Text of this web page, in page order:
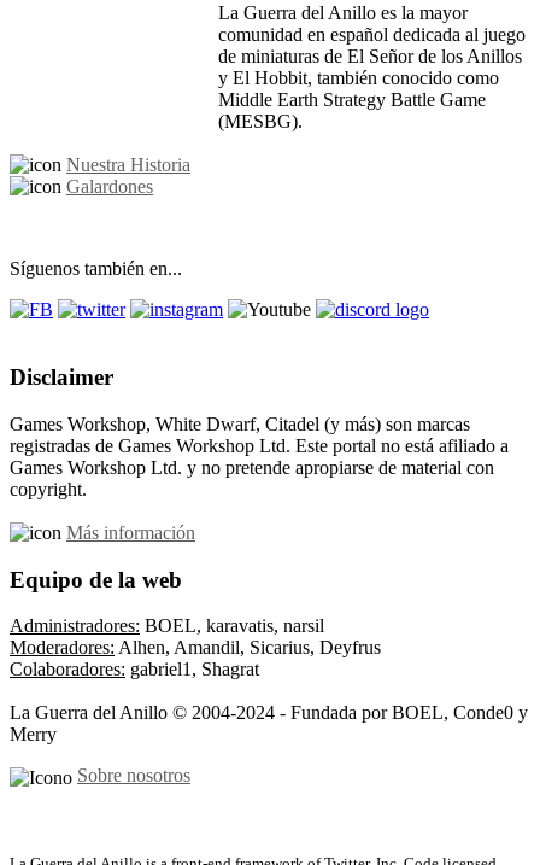
La Guerra del Anillo es la mayor
comunidad en español dedicada al juego
de miniaturas de El Señor de los Anillos
y El Hobbit, también conocido como
Middle Earth Strategy Battle Game
(MESBG).
Nuestra Historia
Galardones
Síguenos también en...
Disclaimer
Games Workshop, White Dwarf, Citadel (y más) son marcas
registradas de Games Workshop Ltd. Este portal no está afiliado a
Games Workshop Ltd. y no pretende apropiarse de material con
copyright.
Más información
Equipo de la web
Administradores: BOEL, karavatis, narsil
Moderadores: Alhen, Amandil, Sicarius, Deyfrus
Colaboradores: gabriel1, Shagrat
La Guerra del Anillo © 2004-2024 - Fundada por BOEL, Conde0 y
Merry
Sobre nosotros